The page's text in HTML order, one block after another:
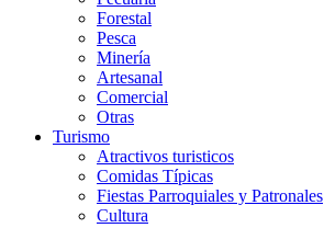
Forestal
Pesca
Minería
Artesanal
Comercial
Otras
Turismo
Atractivos turisticos
Comidas Típicas
Fiestas Parroquiales y Patronales
Cultura